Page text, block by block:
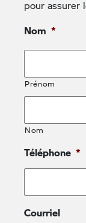
Prénom
Courriel *
Date de naissance
Année Mois
pour assurer
Nom *
Prénom
Nom
Téléphone *
Courriel